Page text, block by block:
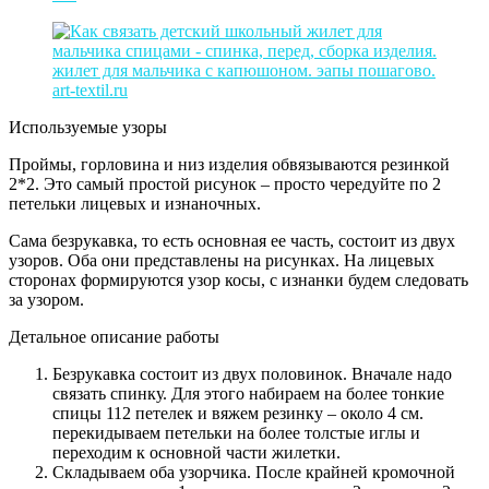
Используемые узоры
Проймы, горловина и низ изделия обвязываются резинкой
2*2. Это самый простой рисунок – просто чередуйте по 2
петельки лицевых и изнаночных.
Сама безрукавка, то есть основная ее часть, состоит из двух
узоров. Оба они представлены на рисунках. На лицевых
сторонах формируются узор косы, с изнанки будем следовать
за узором.
Детальное описание работы
Безрукавка состоит из двух половинок. Вначале надо
связать спинку. Для этого набираем на более тонкие
спицы 112 петелек и вяжем резинку – около 4 см.
перекидываем петельки на более толстые иглы и
переходим к основной части жилетки.
Складываем оба узорчика. После крайней кромочной